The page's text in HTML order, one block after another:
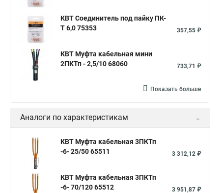
КВТ Соединитель под пайку ПК-
Т 6,0 75353
357,55 ₽
КВТ Муфта кабельная мини
2ПКТп - 2,5/10 68060
733,71 ₽
Показать больше
Аналоги по характеристикам
КВТ Муфта кабельная 3ПКТп
-6- 25/50 65511
3 312,12 ₽
КВТ Муфта кабельная 3ПКТп
-6- 70/120 65512
3 951,87 ₽